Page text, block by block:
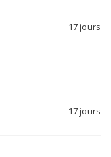
17 jours
17 jours